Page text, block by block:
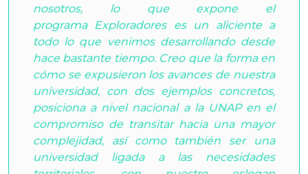
nosotros, lo que expone el
programa Exploradoreses un aliciente a
todo lo que venimos desarrollando desde
hace bastante tiempo. Creo que la forma en
cómo se expusieron los avances de nuestra
universidad, con dos ejemplos concretos,
posiciona a nivel nacional a la UNAP en el
compromiso de transitar hacia una mayor
complejidad, así como también ser una
universidad ligada a las necesidades